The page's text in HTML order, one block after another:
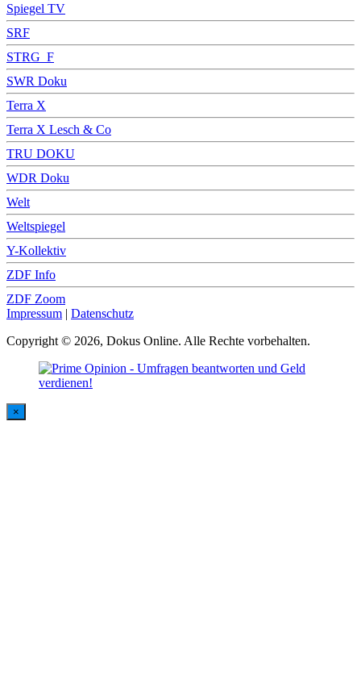
Spiegel TV
SRF
STRG_F
SWR Doku
Terra X
Terra X Lesch & Co
TRU DOKU
WDR Doku
Welt
Weltspiegel
Y-Kollektiv
ZDF Info
ZDF Zoom
Impressum | Datenschutz
Copyright © 2026, Dokus Online. Alle Rechte vorbehalten.
×